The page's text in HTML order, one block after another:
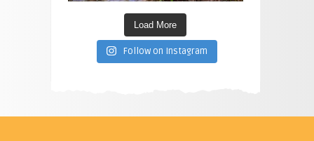
Load More
Follow on Instagram